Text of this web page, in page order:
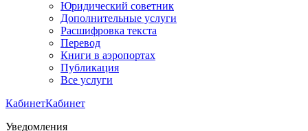
Юридический советник
Дополнительные услуги
Расшифровка текста
Перевод
Книги в аэропортах
Публикация
Все услуги
КабинетКабинет
Уведомления